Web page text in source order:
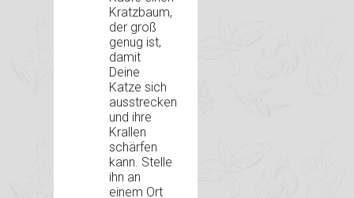
Kratzbaum,
der groß
genug ist,
damit
Deine
Katze sich
ausstrecken
und ihre
Krallen
schärfen
kann. Stelle
ihn an
einem Ort